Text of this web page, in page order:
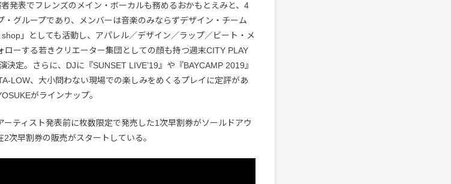
発表でフレンズのメイン・ボーカルも務めるおかもとえみと、4
・グループであり、メンバーは音楽のみならずデザイン・チーム
shop」としても活動し、アパレル／デザイン／ラップ／ビート・メ
ローする若きクリエーター集団としての顔も持つ週末CITY PLAY
決定。さらに、DJに『SUNSET LIVE’19』や『BAYCAMP 2019』
LOW、大小問わない現場での楽しみをめくるプレイに定評があ
がラインナップ。
ーティスト発表前に枚数限定で発売した1次早割券がソールドアウ
2次早割券の販売がスタートしている。